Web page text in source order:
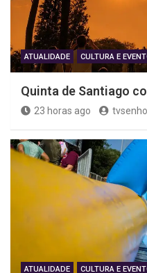
ATUALIDADE CULTURA E
Quinta de Santiago
23 horas ago
ATUALIDADE CULTURA E